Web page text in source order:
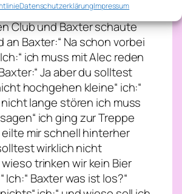
DatenschutzerklärungImpressum
die Treppe hinunter dann
Club und Baxter schaute
an Baxter:“ Na schon vorbei
ich muss mit Alec reden
Ja aber du solltest
hochgehen kleine“ ich:“
lange stören ich muss
ich ging zur Treppe
mir schnell hinterher
wirklich nicht
trinken wir kein Bier
Ich:“ Baxter was ist los?“